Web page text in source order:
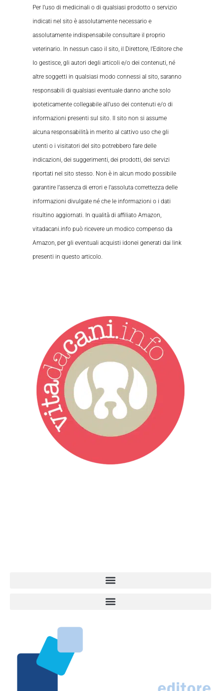
Per l’uso di medicinali o di qualsiasi prodotto o servizio
indicati nel sito è assolutamente necessario e
assolutamente indispensabile consultare il proprio
veterinario. In nessun caso il sito, il Direttore, l’Editore che
lo gestisce, gli autori degli articoli e/o dei contenuti, né
altre soggetti in qualsiasi modo connessi al sito, saranno
responsabili di qualsiasi eventuale danno anche solo
ipoteticamente collegabile all’uso dei contenuti e/o di
informazioni presenti sul sito. Il sito non si assume
alcuna responsabilità in merito al cattivo uso che gli
utenti o i visitatori del sito potrebbero fare delle
indicazioni, dei suggerimenti, dei prodotti, dei servizi
riportati nel sito stesso. Non è in alcun modo possibile
garantire l’assenza di errori e l’assoluta correttezza delle
informazioni divulgate né che le informazioni o i dati
risultino aggiornati. In qualità di affiliato Amazon,
vitadacani.info può ricevere un modico compenso da
Amazon, per gli eventuali acquisti idonei generati dai link
presenti in questo articolo.